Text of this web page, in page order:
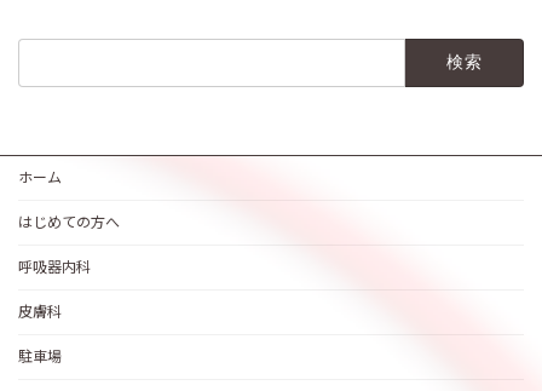
ホーム
はじめての方へ
呼吸器内科
皮膚科
駐車場